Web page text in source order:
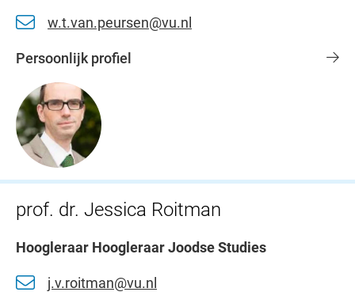
w.t.van.peursen@vu.nl
Persoonlijk profiel
prof. dr. Jessica Roitman
Hoogleraar Hoogleraar Joodse Studies
j.v.roitman@vu.nl